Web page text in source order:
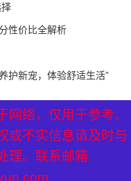
性价比全解析
护新宠，体验舒适生活”
络，仅用于参考、
或不实信息请及时与
理。联系邮箱
热点关注
络，仅用于参考、
或不实信息请及时与
理。联系邮箱